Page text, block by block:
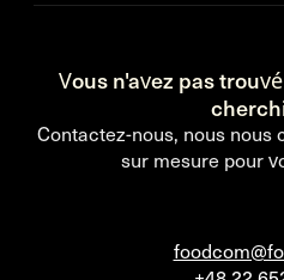
Vous n'avez pas
Contactez-nous, nous
sur mesure pour